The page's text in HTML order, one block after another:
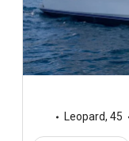
Leopard, 45